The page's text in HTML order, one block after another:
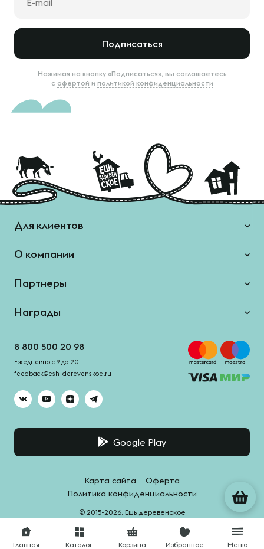
Главная Каталог Корзина Избранное Меню
Подписаться
Нажимая на кнопку «Подписаться», вы соглашаетесь
с офертой и политикой конфиденциальности
Для клиентов
О компании
Партнеры
Награды
8 800 500 20 98
Ежедневно с 9 до 20
feedback@esh-derevenskoe.ru
Google Play
© 2015-2026. Ешь деревенское
Карта сайта
Оферта
Политика конфиденциальности
Система качества - HACCPro